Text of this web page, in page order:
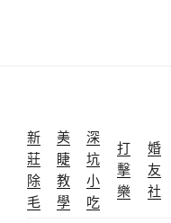
新
莊
除
毛
美
睫
教
學
深
坑
小
吃
打
擊
樂
婚
友
社